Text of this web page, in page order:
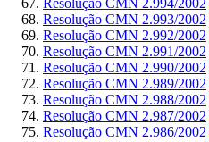
Resolução CMN 2.993/2002
Resolução CMN 2.992/2002
Resolução CMN 2.991/2002
Resolução CMN 2.990/2002
Resolução CMN 2.989/2002
Resolução CMN 2.988/2002
Resolução CMN 2.987/2002
Resolução CMN 2.986/2002